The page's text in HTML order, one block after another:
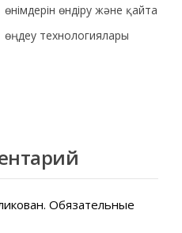
өнімдерін өндіру және қайта
өңдеу технологиялары
Обязательные